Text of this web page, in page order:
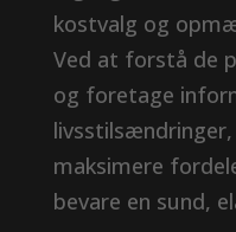
kostvalg og
Ved at forstå de
og foretage
maksimere
bevare en sund,